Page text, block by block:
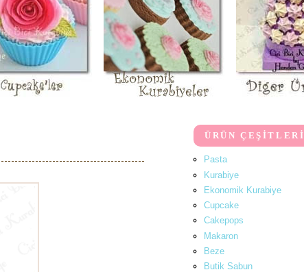
ÜRÜN ÇEŞİTLERİ
Pasta
Kurabiye
Ekonomik Kurabiye
Cupcake
Cakepops
Makaron
Beze
Butik Sabun